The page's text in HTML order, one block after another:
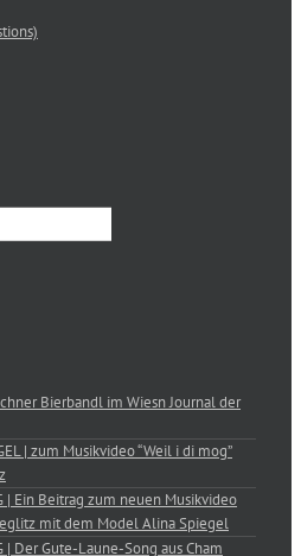
Bierbandl im Wiesn Journal der
| zum Musikvideo “Weil i di mog”
| Ein Beitrag zum neuen Musikvideo
mit dem Model Alina Spiegel
| Der Gute-Laune-Song aus Cham